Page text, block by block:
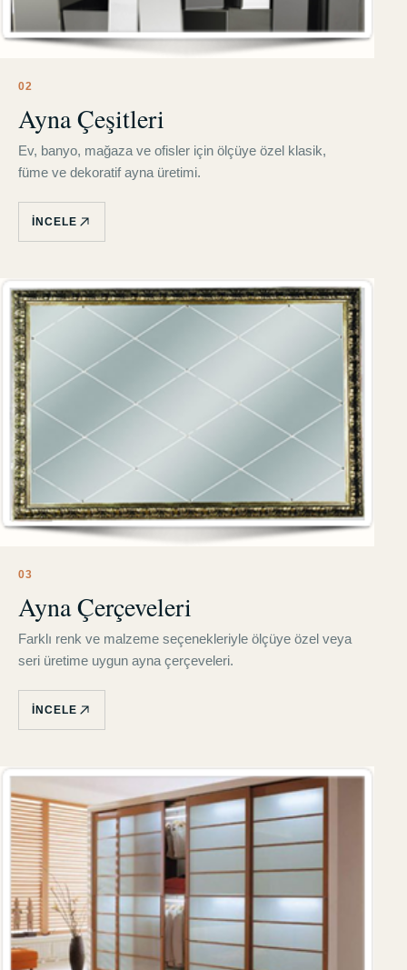
02
Ayna Çeşitleri
Ev, banyo, mağaza ve ofisler için ölçüye özel klasik,
füme ve dekoratif ayna üretimi.
İNCELE
03
Ayna Çerçeveleri
Farklı renk ve malzeme seçenekleriyle ölçüye özel veya
seri üretime uygun ayna çerçeveleri.
İNCELE